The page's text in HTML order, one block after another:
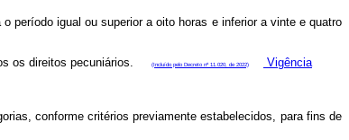
período igual ou superior a oito horas e inferior a vinte e quatro
os direitos pecuniários.
(Incluído pelo Decreto nº 11.020, de 2022)
Vigência
conforme critérios previamente estabelecidos, para fins de